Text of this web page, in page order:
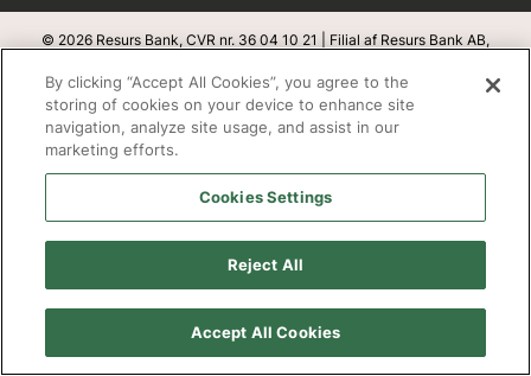
Integritet og sikkerhed
Databeskyttelse
Bæredygtighed
Redegørelse fra Finanstilsynet
Klageadgang
Resurs Bank, filial af Resurs Bank Aktiebolag, Sverige
SE- 250 24 Helsingborg
Pressekontakt
© 2026 Resurs Bank, CVR nr. 36 04 10 21 | Filial af Resurs Bank AB,
1.1.100
By clicking “Accept All Cookies”, you agree to the
storing of cookies on your device to enhance site
navigation, analyze site usage, and assist in our
marketing efforts.
Cookies Settings
Reject All
Accept All Cookies